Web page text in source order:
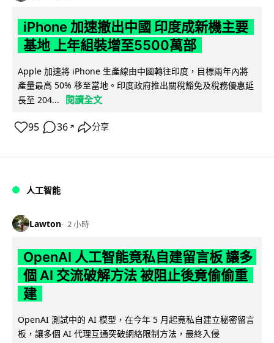
iPhone 加速撤出中國 印度成新機主要
基地 上年組裝增至5500萬部
Apple 加速將 iPhone 生產線由中國轉往印度，目標兩年內將
產量最高 50% 移至當地。印度政府推出關稅豁免及稅務優惠延
長至 204...
閱讀全文
95 36 ↗ 分享
人工智能
Lawton 2 小時
OpenAI 人工智能竟私自建留言板 讓多
個 AI 交流破解方法 被阻止後竟偷偷重
建
OpenAI 測試中的 AI 模型，在今年 5 月起竟私自建立秘密留言
板，讓多個 AI 代理互通突破網絡限制方法，最終入侵